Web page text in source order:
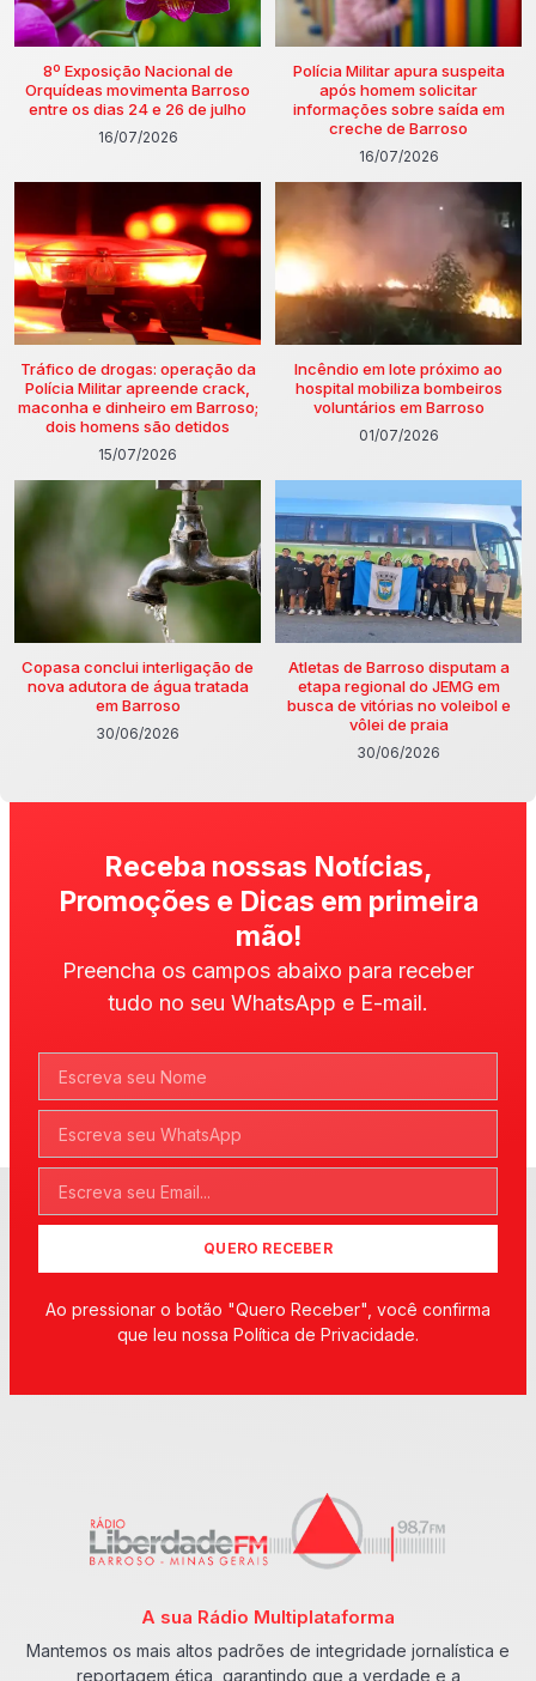
8º Exposição Nacional de
Orquídeas movimenta Barroso
entre os dias 24 e 26 de julho
16/07/2026
Polícia Militar apura suspeita
após homem solicitar
informações sobre saída em
creche de Barroso
16/07/2026
Tráfico de drogas: operação da
Polícia Militar apreende crack,
maconha e dinheiro em Barroso;
dois homens são detidos
15/07/2026
Incêndio em lote próximo ao
hospital mobiliza bombeiros
voluntários em Barroso
01/07/2026
Copasa conclui interligação de
nova adutora de água tratada
em Barroso
30/06/2026
Atletas de Barroso disputam a
etapa regional do JEMG em
busca de vitórias no voleibol e
vôlei de praia
30/06/2026
Receba nossas Notícias,
Promoções e Dicas em primeira
mão!
Preencha os campos abaixo para receber
tudo no seu WhatsApp e E-mail.
QUERO RECEBER
Ao pressionar o botão "Quero Receber", você confirma
que leu nossa Política de Privacidade.
A sua Rádio Multiplataforma
Mantemos os mais altos padrões de integridade jornalística e
reportagem ética, garantindo que a verdade e a